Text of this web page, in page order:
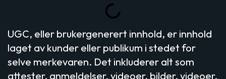
UGC, eller brukergenerert innhold, er innhold
laget av kunder eller publikum i stedet for
selve merkevaren. Det inkluderer alt som
attester, anmeldelser, videoer, bilder, videoer,